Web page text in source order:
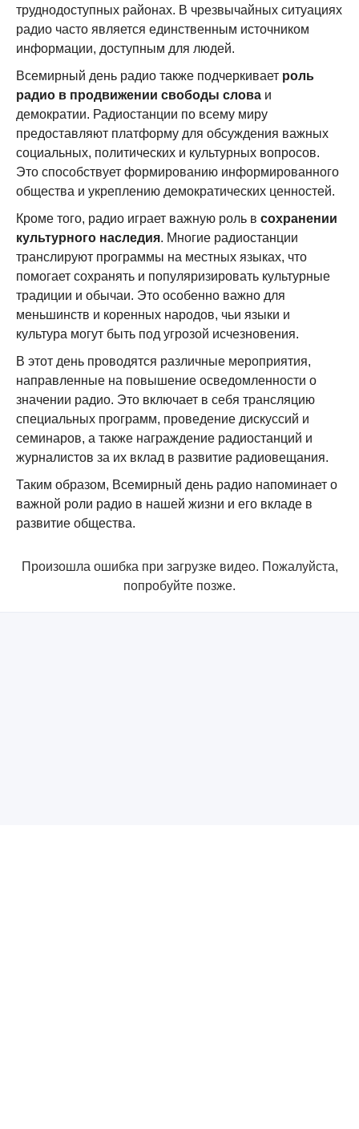
труднодоступных районах. В чрезвычайных ситуациях
радио часто является единственным источником
информации, доступным для людей.
Всемирный день радио также подчеркивает роль
радио в продвижении свободы слова и
демократии. Радиостанции по всему миру
предоставляют платформу для обсуждения важных
социальных, политических и культурных вопросов.
Это способствует формированию информированного
общества и укреплению демократических ценностей.
Кроме того, радио играет важную роль в сохранении
культурного наследия. Многие радиостанции
транслируют программы на местных языках, что
помогает сохранять и популяризировать культурные
традиции и обычаи. Это особенно важно для
меньшинств и коренных народов, чьи языки и
культура могут быть под угрозой исчезновения.
В этот день проводятся различные мероприятия,
направленные на повышение осведомленности о
значении радио. Это включает в себя трансляцию
специальных программ, проведение дискуссий и
семинаров, а также награждение радиостанций и
журналистов за их вклад в развитие радиовещания.
Таким образом, Всемирный день радио напоминает о
важной роли радио в нашей жизни и его вкладе в
развитие общества.
Произошла ошибка при загрузке видео. Пожалуйста,
попробуйте позже.